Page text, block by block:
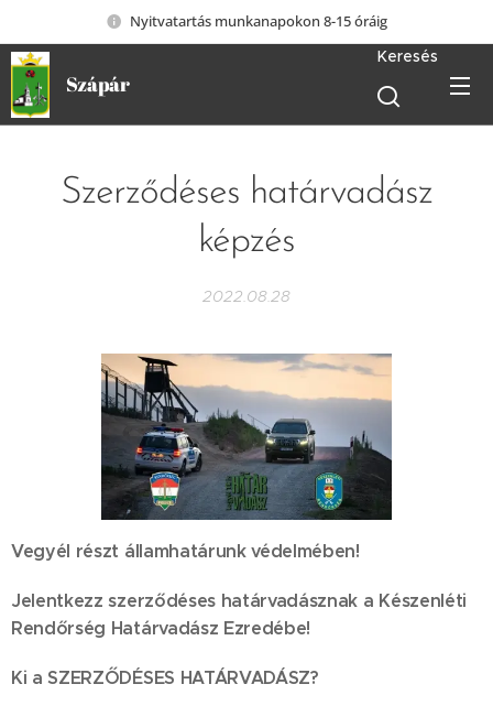
Nyitvatartás munkanapokon 8-15 óráig
Szápár
Keresés
Szerződéses határvadász
képzés
2022.08.28
Vegyél részt államhatárunk védelmében!
Jelentkezz szerződéses határvadásznak a Készenléti
Rendőrség Határvadász Ezredébe!
Ki a SZERZŐDÉSES HATÁRVADÁSZ?